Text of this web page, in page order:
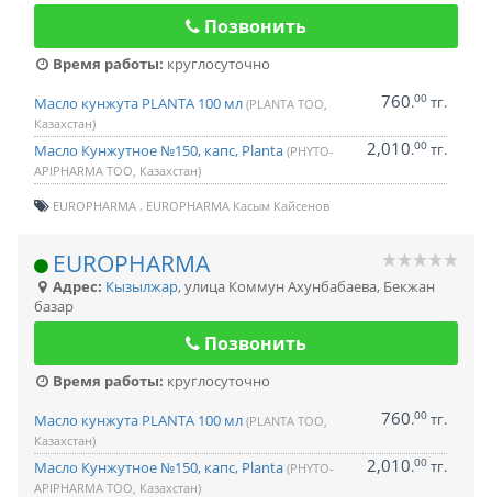
Позвонить
Время работы: круглосуточно
Масло кунжута PLANTA 100 мл (PLANTA ТОО,
Казахстан)
760.00 тг.
Масло Кунжутное №150, капс, Planta (PHYTO-
APIPHARMA ТОО, Казахстан)
2,010.00 тг.
EUROPHARMA EUROPHARMA Касым Кайсенов
EUROPHARMA
Адрес: Кызылжар,улица Коммун Ахунбабаева, Бекжан
базар
Позвонить
Время работы: круглосуточно
Масло кунжута PLANTA 100 мл (PLANTA ТОО,
Казахстан)
760.00 тг.
Масло Кунжутное №150, капс, Planta (PHYTO-
APIPHARMA ТОО, Казахстан)
2,010.00 тг.